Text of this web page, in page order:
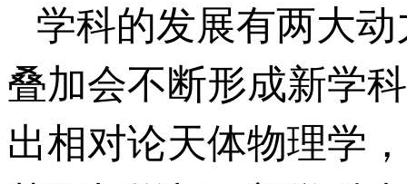
学科的发展有两大
叠加会不断形成新学
出相对论天体物理学